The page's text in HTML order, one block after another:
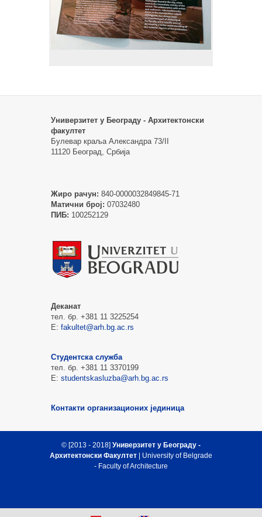
Универзитет у Београду - Архитектонски
факултет
Булевар краља Александра 73/II
11120 Београд, Србија
Жиро рачун: 840-0000032849845-71
Матични број: 07032480
ПИБ: 100252129
Деканат
тел. бр. +381 11 3225254
Е: fakultet@arh.bg.ac.rs
Студентска служба
тел. бр. +381 11 3370199
Е: studentskasluzba@arh.bg.ac.rs
Контакти организационих јединица
© [2013 - 2018] Универзитет у Београду -
Архитектонски Факултет | University of Belgrade
- Faculty of Architecture